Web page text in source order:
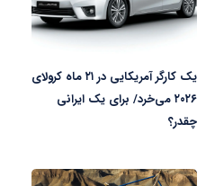
یک کارگر آمریکایی در ۲۱ ماه کرولای
۲۰۲۶ می‌خرد/ برای یک ایرانی
چقدر؟